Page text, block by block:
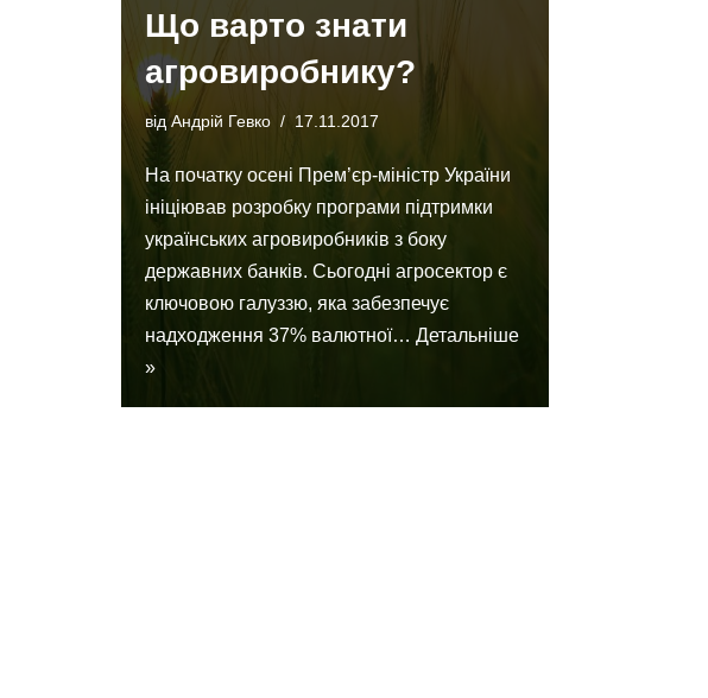
Що варто знати
агровиробнику?
від Андрій Гевко 17.11.2017
На початку осені Прем’єр-міністр України
ініціював розробку програми підтримки
українських агровиробників з боку
державних банків. Сьогодні агросектор є
ключовою галуззю, яка забезпечує
надходження 37% валютної… Детальніше
»